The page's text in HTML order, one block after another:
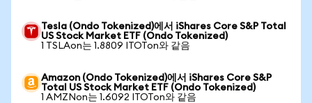
Tesla (Ondo Tokenized)에서 iShares Core S&P Total
US Stock Market ETF (Ondo Tokenized)
1 TSLAon는 1.8809 ITOTon와 같음
Amazon (Ondo Tokenized)에서 iShares Core S&P
Total US Stock Market ETF (Ondo Tokenized)
1 AMZNon는 1.6092 ITOTon와 같음